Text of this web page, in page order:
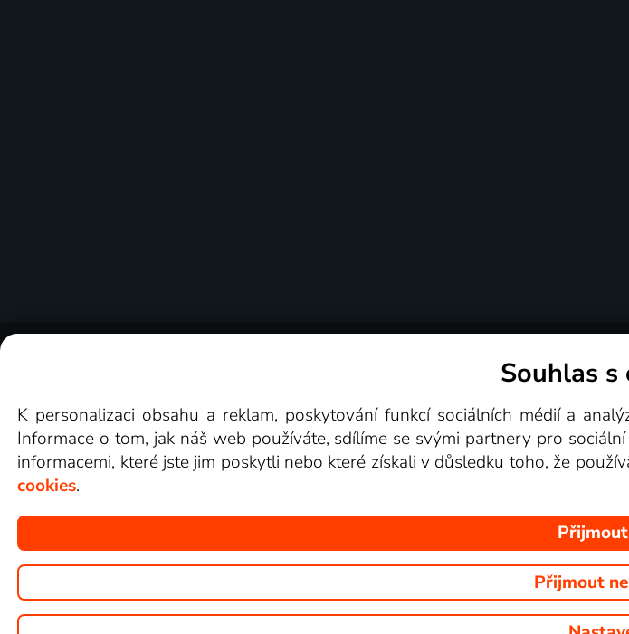
Copyright © goNET s.r.o. Na tomto webu jsou zobrazovány
Souhlas s
K personalizaci obsahu a reklam, poskytování funkcí sociálních médií a
Informace o tom, jak náš web používáte, sdílíme se svými partnery pro
informacemi, které jste jim poskytli nebo které získali v důsledku toho, že
cookies.
Přijmout